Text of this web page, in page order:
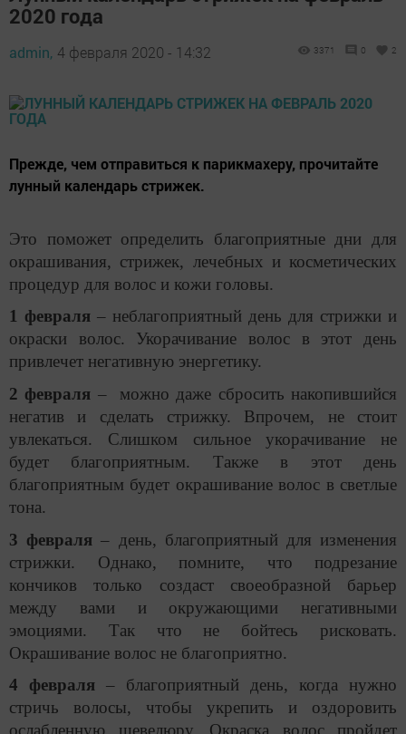
2020 года
admin, 4 февраля 2020 - 14:32 3371 0 2
Прежде, чем отправиться к парикмахеру, прочитайте
лунный календарь стрижек.
Это поможет определить благоприятные дни для
окрашивания, стрижек, лечебных и косметических
процедур для волос и кожи головы.
1 февраля – неблагоприятный день для стрижки и
окраски волос. Укорачивание волос в этот день
привлечет негативную энергетику.
2 февраля – можно даже сбросить накопившийся
негатив и сделать стрижку. Впрочем, не стоит
увлекаться. Слишком сильное укорачивание не
будет благоприятным. Также в этот день
благоприятным будет окрашивание волос в светлые
тона.
3 февраля – день, благоприятный для изменения
стрижки. Однако, помните, что подрезание
кончиков только создаст своеобразной барьер
между вами и окружающими негативными
эмоциями. Так что не бойтесь рисковать.
Окрашивание волос не благоприятно.
4 февраля – благоприятный день, когда нужно
стричь волосы, чтобы укрепить и оздоровить